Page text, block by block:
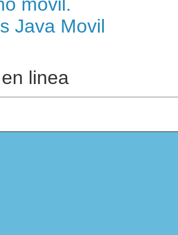
Java Movil
linea